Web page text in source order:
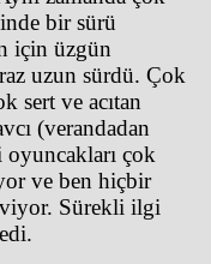
bir sürü
için üzgün
uzun sürdü. Çok
sert ve acıtan
(verandadan
oyuncakları çok
ve ben hiçbir
Sürekli ilgi